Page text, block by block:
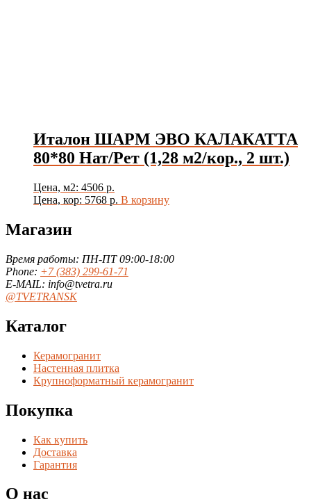
Италон ШАРМ ЭВО КАЛАКАТТА
80*80 Нат/Рет (1,28 м2/кор., 2 шт.)
Цена, м2: 4506 р.
Цена, кор: 5768 р. В корзину
Магазин
Время работы: ПН-ПТ 09:00-18:00
Phone: +7 (383) 299-61-71
E-MAIL: info@tvetra.ru
@TVETRANSK
Каталог
Керамогранит
Настенная плитка
Крупноформатный керамогранит
Покупка
Как купить
Доставка
Гарантия
О нас